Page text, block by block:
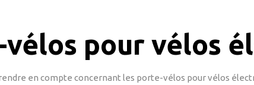
pour vélos
en compte concernant les porte-vélos pour vélos